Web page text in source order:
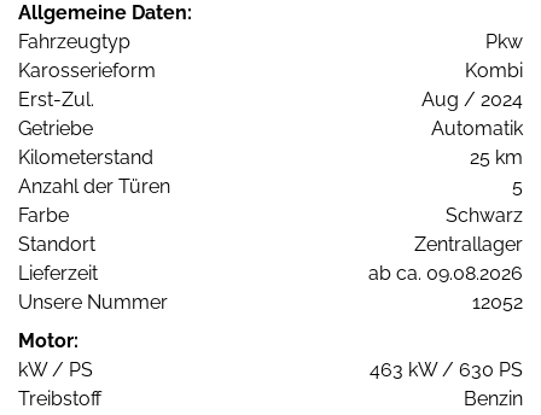
Allgemeine Daten:
Fahrzeugtyp
Pkw
Karosserieform
Kombi
Erst-Zul.
Aug / 2024
Getriebe
Automatik
Kilometerstand
25 km
Anzahl der Türen
5
Farbe
Schwarz
Standort
Zentrallager
Lieferzeit
ab ca. 09.08.2026
Unsere Nummer
12052
Motor:
kW / PS
463 kW / 630 PS
Treibstoff
Benzin